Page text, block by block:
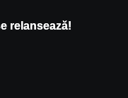
relansează!